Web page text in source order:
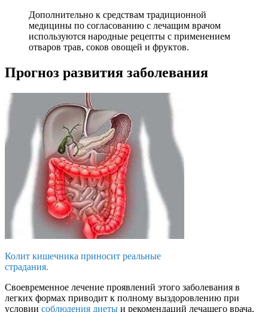
Дополнительно к средствам традиционной
медицины по согласованию с лечащим врачом
используются народные рецепты с применением
отваров трав, соков овощей и фруктов.
Прогноз развития заболевания
Колит кишечника приносит реальные
страдания.
Своевременное лечение проявлений этого заболевания в
легких формах приводит к полному выздоровлению при
условии соблюдения диеты и рекомендаций лечащего врача.